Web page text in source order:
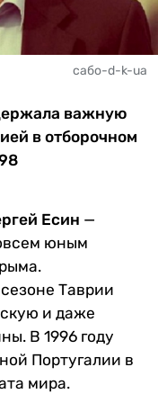
сабо-d-k-ua
важную
в отборочном
Есин —
юным
Таврии
и даже
В 1996 году
Португалии в
мира.